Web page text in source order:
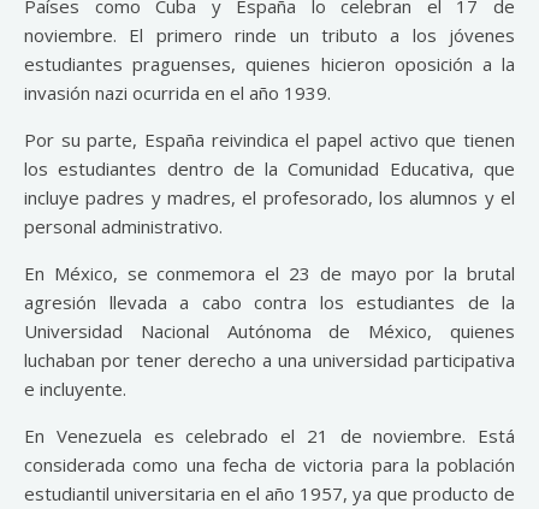
Países como Cuba y España lo celebran el 17 de
noviembre. El primero rinde un tributo a los jóvenes
estudiantes praguenses, quienes hicieron oposición a la
invasión nazi ocurrida en el año 1939.
Por su parte, España reivindica el papel activo que tienen
los estudiantes dentro de la Comunidad Educativa, que
incluye padres y madres, el profesorado, los alumnos y el
personal administrativo.
En México, se conmemora el 23 de mayo por la brutal
agresión llevada a cabo contra los estudiantes de la
Universidad Nacional Autónoma de México, quienes
luchaban por tener derecho a una universidad participativa
e incluyente.
En Venezuela es celebrado el 21 de noviembre. Está
considerada como una fecha de victoria para la población
estudiantil universitaria en el año 1957, ya que producto de